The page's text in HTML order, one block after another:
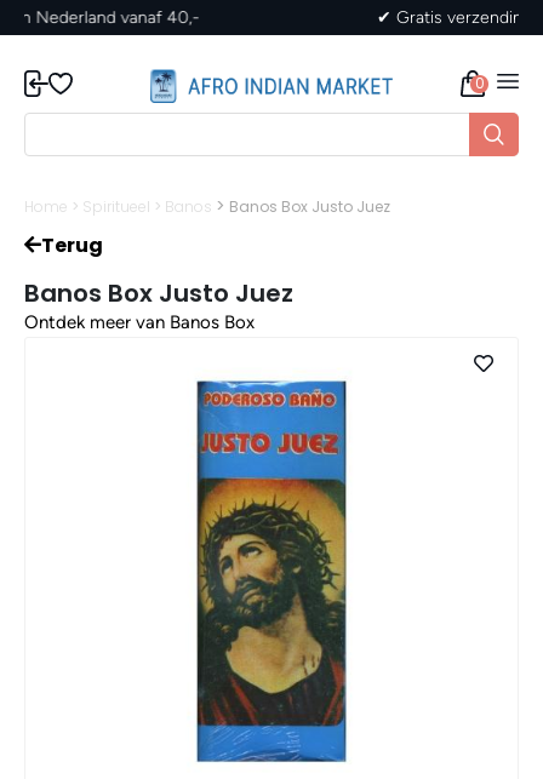
✔ Gratis verzending in Nederland vanaf 40,-
0
Home > Spiritueel > Banos > Banos Box Justo Juez
Terug
Banos Box Justo Juez
Ontdek meer van Banos Box